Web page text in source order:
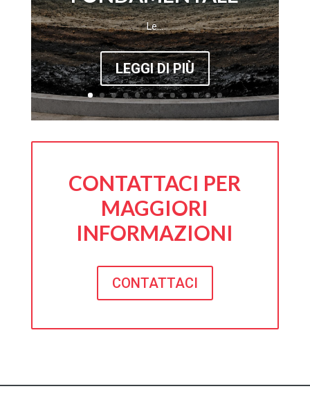
Le...
LEGGI DI PIÙ
CONTATTACI PER
MAGGIORI
INFORMAZIONI
CONTATTACI